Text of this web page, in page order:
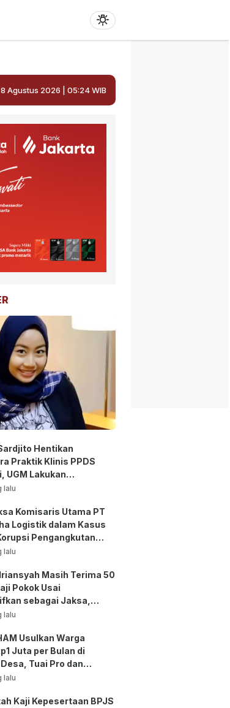
8 Agustus 2026 | 05:24 WIB
Hentikan
Praktik Klinis PPDS
UGM Lakukan
lalu
Komisaris Utama PT
Logistik dalam Kasus
Pengangkutan
lalu
Masih Terima 50
Pokok Usai
sebagai Jaksa,
ASN Dihentikan!
lalu
Usulkan Warga
Juta per Bulan di
Tuai Pro dan
lalu
Kaji Kepesertaan BPJS